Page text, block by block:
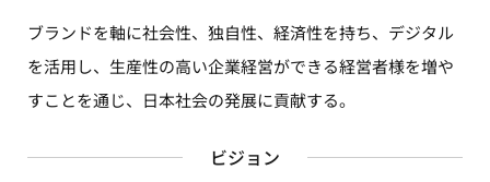
ブランドを軸に社会性、独自性、経済性を持ち、デジタル
を活用し、生産性の高い企業経営ができる経営者様を増や
すことを通じ、日本社会の発展に貢献する。
ビジョン